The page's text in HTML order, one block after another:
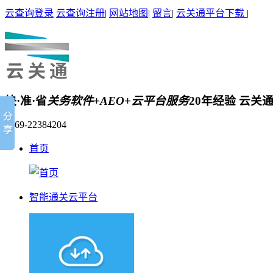
云查询登录 云查询注册| 网站地图 | 留言| 云关通平台下载 |
快·准·省关务软件+AEO+云平台服务20年经验 云关
0769-22384204
首页
智能通关云平台